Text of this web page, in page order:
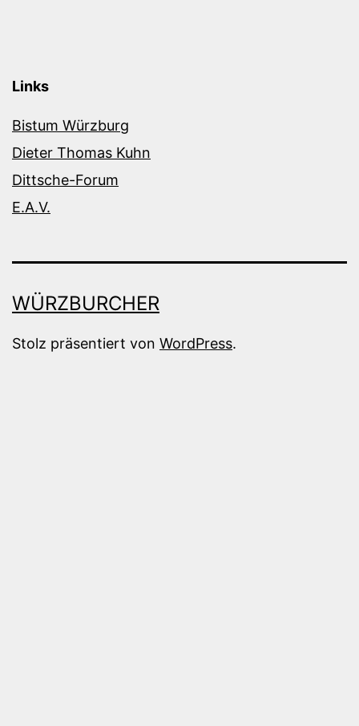
Links
Bistum Würzburg
Dieter Thomas Kuhn
Dittsche-Forum
E.A.V.
WÜRZBURCHER
Stolz präsentiert von WordPress.